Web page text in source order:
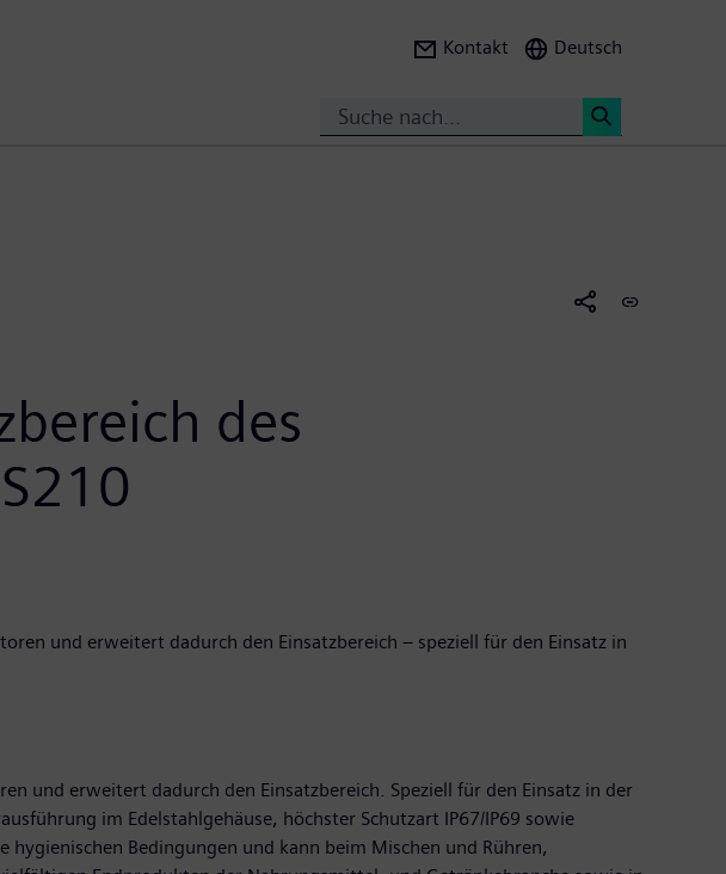
Kontakt Deutsch
des
und erweitert dadurch den Einsatzbereich – speziell für den Einsatz in
und erweitert dadurch den Einsatzbereich. Speziell für den Einsatz in der
im Edelstahlgehäuse, höchster Schutzart IP67/IP69 sowie
Bedingungen und kann beim Mischen und Rühren,